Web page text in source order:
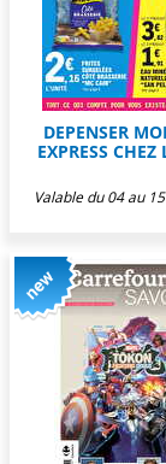
DEPENSER
EXPRESS CHEZ
Valable du 04 au